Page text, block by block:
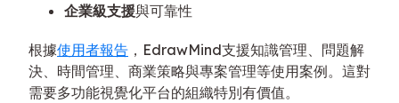
企業級支援與可靠性
根據使用者報告 ，EdrawMind支援知識管理、問題解
決、時間管理、商業策略與專案管理等使用案例。這對
需要多功能視覺化平台的組織特別有價值。